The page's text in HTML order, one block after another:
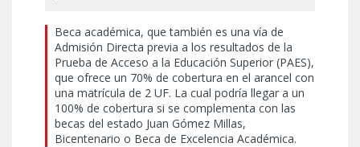
Beca académica, que también es una vía de
Admisión Directa previa a los resultados de la
Prueba de Acceso a la Educación Superior (PAES),
que ofrece un 70% de cobertura en el arancel con
una matrícula de 2 UF. La cual podría llegar a un
100% de cobertura si se complementa con las
becas del estado Juan Gómez Millas,
Bicentenario o Beca de Excelencia Académica.